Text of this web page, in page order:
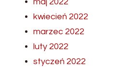
kwiecień 2022
marzec 2022
luty 2022
styczeń 2022